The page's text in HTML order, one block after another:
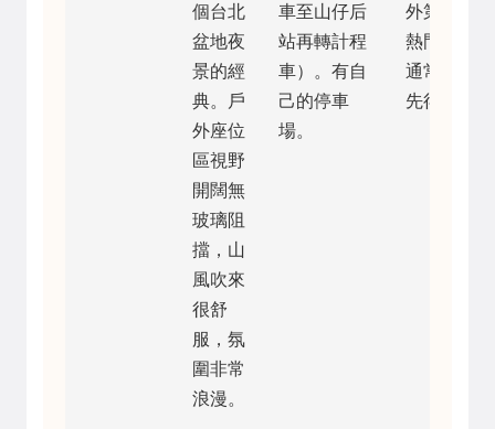
個台北
盆地夜
景的經
典。戶
外座位
區視野
開闊無
玻璃阻
擋，山
風吹來
很舒
服，氛
圍非常
浪漫。
車至山仔后
站再轉計程
車）。有自
己的停車
場。
外第一排
熱門座位
通常先到
先得。